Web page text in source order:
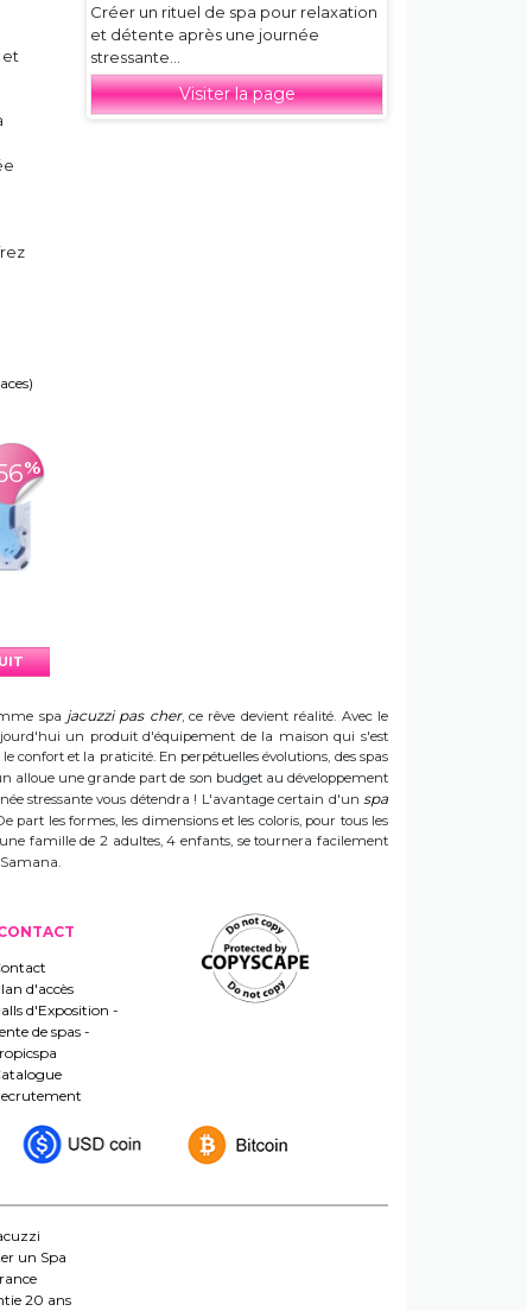
et
%
Créer un rituel de spa pour relaxation
et détente après une journée
stressante...
Visiter la page
spa jacuzzi pas cher, ce rêve devient réalité. Avec le
un produit d'équipement de la maison qui s'est
confort et la praticité. En perpétuelles évolutions, des spas
alloue une grande part de son budget au développement
stressante vous détendra ! L'avantage certain d'un spa
part les formes, les dimensions et les coloris, pour tous les
famille de 2 adultes, 4 enfants, se tournera facilement
d'accès
d'Exposition -
de spas -
un Spa
20 ans